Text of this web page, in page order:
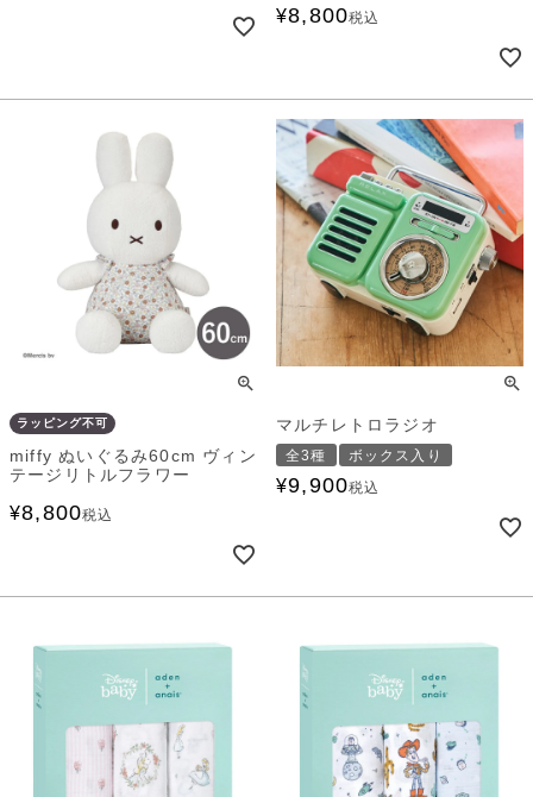
¥8,800税込
ラッピング不可
miffy ぬいぐるみ60cm ヴィン
テージリトルフラワー
¥8,800税込
マルチレトロラジオ
全3種 ボックス入り
¥9,900税込